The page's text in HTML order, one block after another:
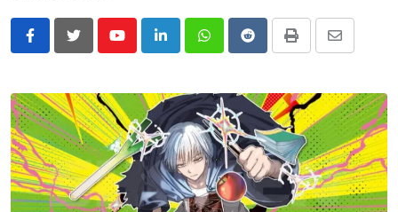
YoutubeLinkedInWhatsappRedditPrint
Share
Email